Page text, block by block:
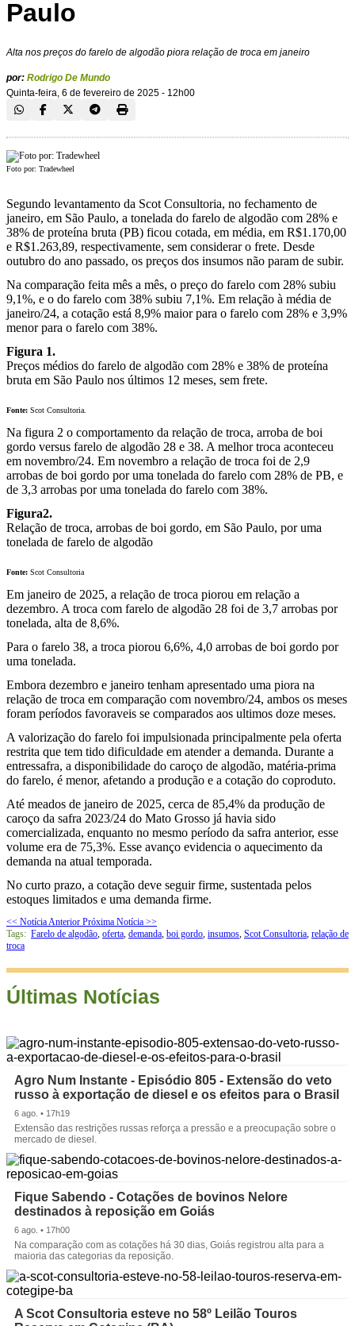
Paulo
Alta nos preços do farelo de algodão piora relação de troca em janeiro
por: Rodrigo De Mundo
Quinta-feira, 6 de fevereiro de 2025 - 12h00
Foto por: Tradewheel
Segundo levantamento da Scot Consultoria, no fechamento de
janeiro, em São Paulo, a tonelada do farelo de algodão com 28% e
38% de proteína bruta (PB) ficou cotada, em média, em R$1.170,00
e R$1.263,89, respectivamente, sem considerar o frete. Desde
outubro do ano passado, os preços dos insumos não param de subir.
Na comparação feita mês a mês, o preço do farelo com 28% subiu
9,1%, e o do farelo com 38% subiu 7,1%. Em relação à média de
janeiro/24, a cotação está 8,9% maior para o farelo com 28% e 3,9%
menor para o farelo com 38%.
Figura 1.
Preços médios do farelo de algodão com 28% e 38% de proteína
bruta em São Paulo nos últimos 12 meses, sem frete.
Fonte: Scot Consultoria.
Na figura 2 o comportamento da relação de troca, arroba de boi
gordo versus farelo de algodão 28 e 38. A melhor troca aconteceu
em novembro/24. Em novembro a relação de troca foi de 2,9
arrobas de boi gordo por uma tonelada do farelo com 28% de PB, e
de 3,3 arrobas por uma tonelada do farelo com 38%.
Figura2.
Relação de troca, arrobas de boi gordo, em São Paulo, por uma
tonelada de farelo de algodão
Fonte: Scot Consultoria
Em janeiro de 2025, a relação de troca piorou em relação a
dezembro. A troca com farelo de algodão 28 foi de 3,7 arrobas por
tonelada, alta de 8,6%.
Para o farelo 38, a troca piorou 6,6%, 4,0 arrobas de boi gordo por
uma tonelada.
Embora dezembro e janeiro tenham apresentado uma piora na
relação de troca em comparação com novembro/24, ambos os meses
foram períodos favoraveis se comparados aos ultimos doze meses.
A valorização do farelo foi impulsionada principalmente pela oferta
restrita que tem tido dificuldade em atender a demanda. Durante a
entressafra, a disponibilidade do caroço de algodão, matéria-prima
do farelo, é menor, afetando a produção e a cotação do coproduto.
Até meados de janeiro de 2025, cerca de 85,4% da produção de
caroço da safra 2023/24 do Mato Grosso já havia sido
comercializada, enquanto no mesmo período da safra anterior, esse
volume era de 75,3%. Esse avanço evidencia o aquecimento da
demanda na atual temporada.
No curto prazo, a cotação deve seguir firme, sustentada pelos
estoques limitados e uma demanda firme.
<< Notícia Anterior Próxima Notícia >>
Tags: Farelo de algodão, oferta, demanda, boi gordo, insumos, Scot Consultoria, relação de
troca
Últimas Notícias
Agro Num Instante - Episódio 805 - Extensão do veto
russo à exportação de diesel e os efeitos para o Brasil
6 ago. • 17h19
Extensão das restrições russas reforça a pressão e a preocupação sobre o
mercado de diesel.
Fique Sabendo - Cotações de bovinos Nelore
destinados à reposição em Goiás
6 ago. • 17h00
Na comparação com as cotações há 30 dias, Goiás registrou alta para a
maioria das categorias da reposição.
A Scot Consultoria esteve no 58º Leilão Touros